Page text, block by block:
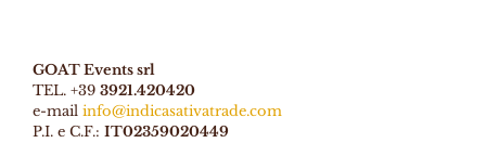
GOAT Events srl
TEL. +39 3921.420420
e-mail info@indicasativatrade.com
P.I. e C.F.: IT02359020449